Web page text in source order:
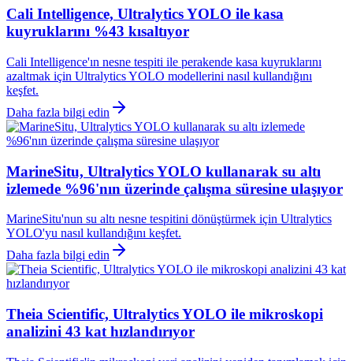
Cali Intelligence, Ultralytics YOLO ile kasa
kuyruklarını %43 kısaltıyor
Cali Intelligence'ın nesne tespiti ile perakende kasa kuyruklarını
azaltmak için Ultralytics YOLO modellerini nasıl kullandığını
keşfet.
Daha fazla bilgi edin
MarineSitu, Ultralytics YOLO kullanarak su altı
izlemede %96'nın üzerinde çalışma süresine ulaşıyor
MarineSitu'nun su altı nesne tespitini dönüştürmek için Ultralytics
YOLO'yu nasıl kullandığını keşfet.
Daha fazla bilgi edin
Theia Scientific, Ultralytics YOLO ile mikroskopi
analizini 43 kat hızlandırıyor